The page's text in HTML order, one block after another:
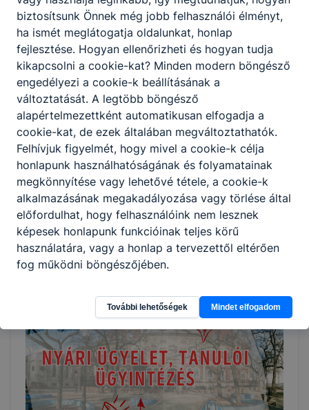
Változás az étkezési térítési díjakban
Tájékoztatjuk tanulóinkat és szüleiket, hogy 2026. július
27-től változnak az étkezési térítési díjak.
2026. júl. 6. IT
biztosítsunk Önnek még jobb felhasználói élményt,
ha ismét meglátogatja oldalunkat, honlap
fejlesztése. Hogyan ellenőrizheti és hogyan tudja
kikapcsolni a cookie-kat? Minden modern böngésző
engedélyezi a cookie-k beállításának a
változtatását. A legtöbb böngésző
alapértelmezettként automatikusan elfogadja a
cookie-kat, de ezek általában megváltoztathatók.
Felhívjuk figyelmét, hogy mivel a cookie-k célja
honlapunk használhatóságának és folyamatainak
megkönnyítése vagy lehetővé tétele, a cookie-k
alkalmazásának megakadályozása vagy törlése által
előfordulhat, hogy felhasználóink nem lesznek
képesek honlapunk funkcióinak teljes körű
használatára, vagy a honlap a tervezettől eltérően
fog működni böngészőjében.
További lehetőségek Mindet elfogadom